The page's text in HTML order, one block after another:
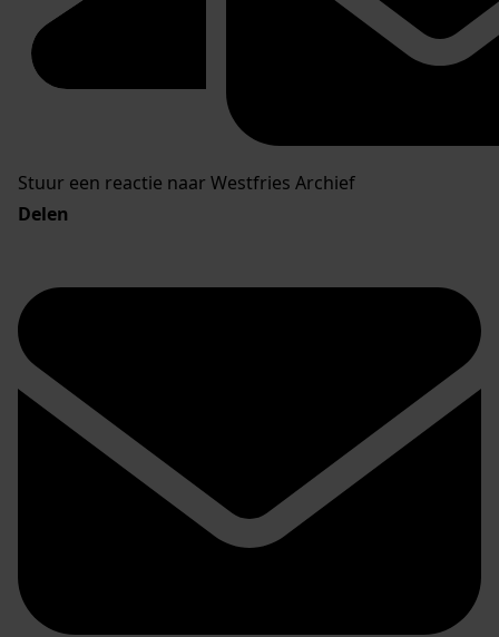
Stuur een reactie naar Westfries Archief
Delen